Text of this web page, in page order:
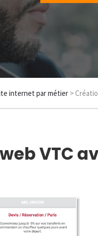
internet par métier >
VTC